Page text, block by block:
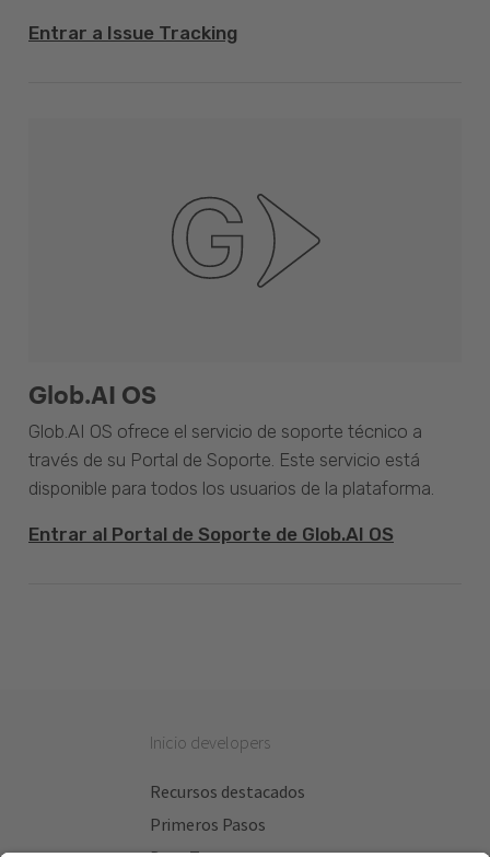
Entrar a Issue Tracking
Glob.AI OS
Glob.AI OS ofrece el servicio de soporte técnico a
través de su Portal de Soporte. Este servicio está
disponible para todos los usuarios de la plataforma.
Entrar al Portal de Soporte de Glob.AI OS
Inicio developers
Recursos destacados
Primeros Pasos